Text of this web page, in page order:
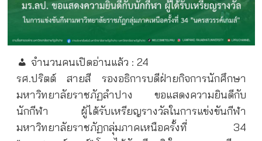
จำนวนคนเปิดอ่านแล้ว : 24
รศ.ปริตต์ สายสี รองอธิการบดีฝ่ายกิจการนักศึกษา
มหาวิทยาลัยราชภัฏลำปาง ขอแสดงความยินดีกับ
นักกีฬา ผู้ได้รับเหรียญรางวัลในการแข่งขันกีฬา
มหาวิทยาลัยราชภัฏกลุ่มภาคเหนือครั้งที่ 34